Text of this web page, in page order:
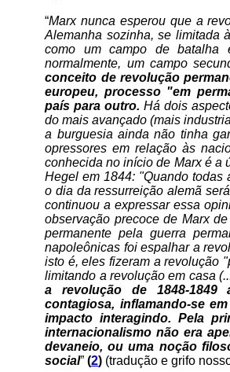
“Marx nunca esperou que a
Alemanha sozinha, se limitada
como um campo de batalha
normalmente, um campo
conceito de revolução
europeu, processo "em
país para outro. Há dois
do mais avançado (mais
a burguesia ainda não tinha
opressores em relação às
conhecida no início de Marx é a
Hegel em 1844: "Quando todas
o dia da ressurreição alemã
continuou a expressar essa
observação precoce de Marx
permanente pela guerra
napoleônicas foi espalhar a
isto é, eles fizeram a revolução
limitando a revolução em casa
a revolução de 1848-1849
contagiosa, inflamando-se
impacto interagindo. Pela
internacionalismo não era
devaneio, ou uma noção
social”(2) (tradução e grifo